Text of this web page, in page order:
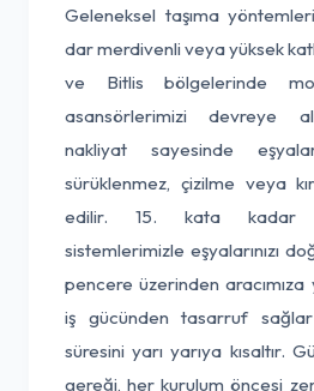
Geleneksel taşıma
dar merdivenli veya yüksek
ve Bitlis bölgelerinde
asansörlerimizi devreye
nakliyat sayesinde
sürüklenmez, çizilme veya
edilir. 15. kata kadar
sistemlerimizle eşyalarınızı
pencere üzerinden
iş gücünden tasarruf
süresini yarı yarıya kısaltır.
gereği, her kurulum öncesi